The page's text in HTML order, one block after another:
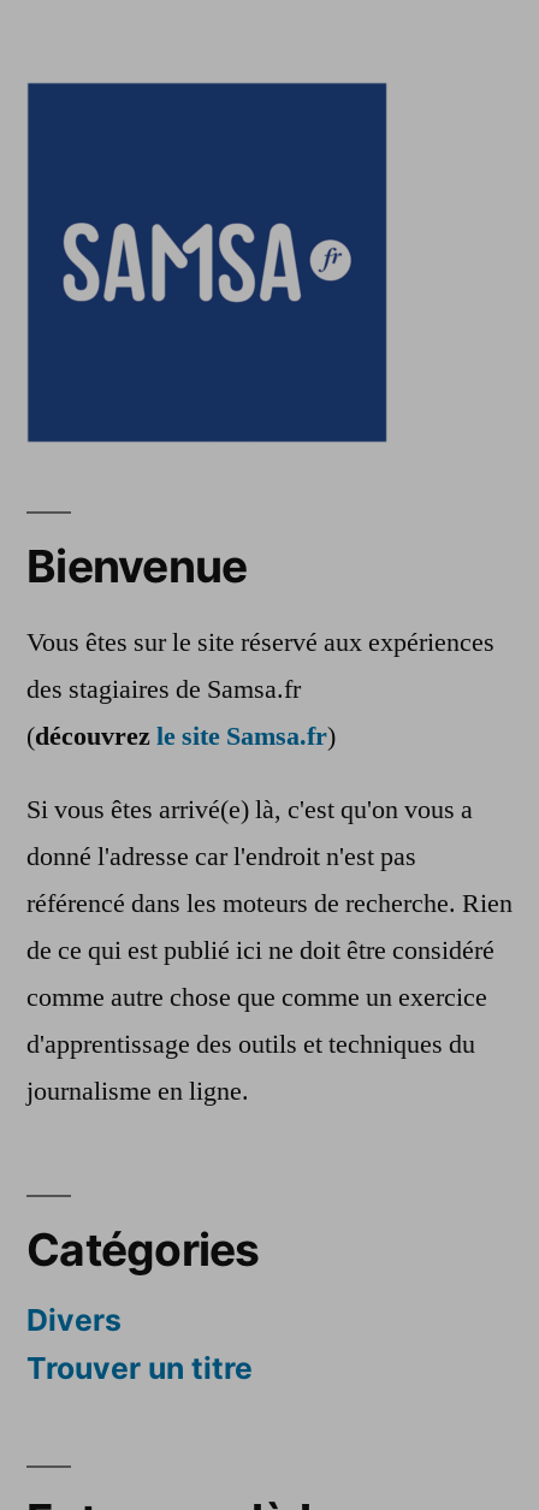
Bienvenue
Vous êtes sur le site réservé aux expériences
des stagiaires de Samsa.fr
(découvrezle site Samsa.fr)
Si vous êtes arrivé(e) là, c'est qu'on vous a
donné l'adresse car l'endroit n'est pas
référencé dans les moteurs de recherche. Rien
de ce qui est publié ici ne doit être considéré
comme autre chose que comme un exercice
d'apprentissage des outils et techniques du
journalisme en ligne.
Catégories
Divers
Trouver un titre